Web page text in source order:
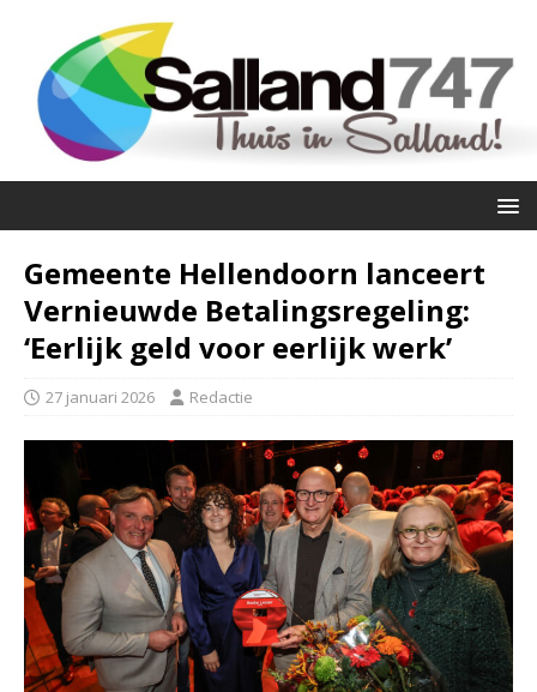
Gemeente Hellendoorn lanceert
Vernieuwde Betalingsregeling:
‘Eerlijk geld voor eerlijk werk’
27 januari 2026 Redactie